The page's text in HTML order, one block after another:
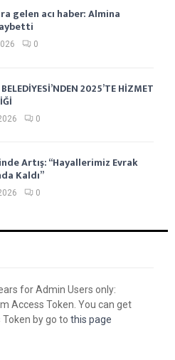
gelen acı haber: Almina
0
2025’TE HİZMET
0
Artış: “Hayallerimiz Evrak
Kaldı”
0
for Admin Users only:
Access Token. You can get
by go to this page